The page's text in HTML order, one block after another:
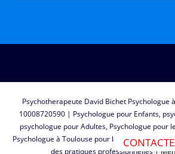
Psychotherapeute David Bichet Psychologue
10008720590 | Psychologue pour Enfants,
psychologue pour Adultes, Psychologue pour
Psychologue à Toulouse pour la Famille,
des pratiques professionnelles |